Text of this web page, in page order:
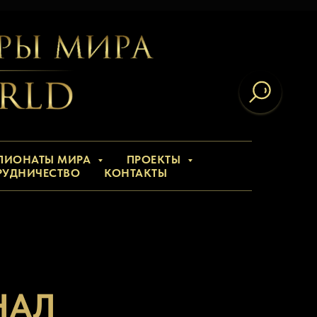
МИРА
ПРОЕКТЫ
КОНТАКТЫ